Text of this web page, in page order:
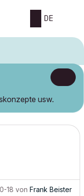
DE
usw.
18 von Frank Beister